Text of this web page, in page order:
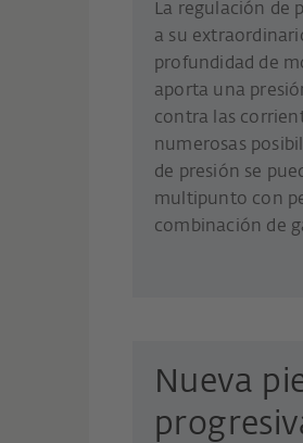
La regulación de
a su
profundidad de
aporta una
contra las
numerosas
de presión se
multipunto con
combinación de
Nueva